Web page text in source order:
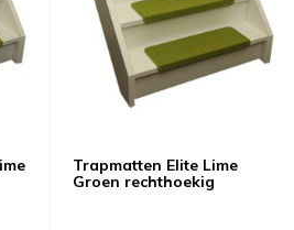
Trapmatten Elite Lime
Groen rechthoekig